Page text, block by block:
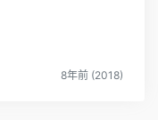
8年前 (2018)